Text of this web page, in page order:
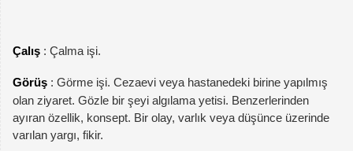
Çalış : Çalma işi.
Görüş : Görme işi. Cezaevi veya hastanedeki birine yapılmış
olan ziyaret. Gözle bir şeyi algılama yetisi. Benzerlerinden
ayıran özellik, konsept. Bir olay, varlık veya düşünce üzerinde
varılan yargı, fikir.